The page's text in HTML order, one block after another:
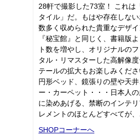
28軒で撮影した73室！ これは
タイル」だ。もはや存在しな
数多く収められた貴重なデザイ
『秘宝館』と同じく、書籍版
ト数を増やし、オリジナルの
タル・リマスターした高解像
テールの拡大もお楽しみくださ
円形ベッド、鏡張りの壁や天
ー・カーペット・・・日本人
に染めあげる、禁断のインテ
レメントのほとんどすべてが、
SHOPコーナーへ